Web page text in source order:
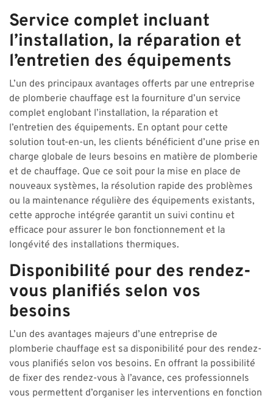
Service complet incluant
l’installation, la réparation et
l’entretien des équipements
L’un des principaux avantages offerts par une entreprise
de plomberie chauffage est la fourniture d’un service
complet englobant l’installation, la réparation et
l’entretien des équipements. En optant pour cette
solution tout-en-un, les clients bénéficient d’une prise en
charge globale de leurs besoins en matière de plomberie
et de chauffage. Que ce soit pour la mise en place de
nouveaux systèmes, la résolution rapide des problèmes
ou la maintenance régulière des équipements existants,
cette approche intégrée garantit un suivi continu et
efficace pour assurer le bon fonctionnement et la
longévité des installations thermiques.
Disponibilité pour des rendez-
vous planifiés selon vos
besoins
L’un des avantages majeurs d’une entreprise de
plomberie chauffage est sa disponibilité pour des rendez-
vous planifiés selon vos besoins. En offrant la possibilité
de fixer des rendez-vous à l’avance, ces professionnels
vous permettent d’organiser les interventions en fonction